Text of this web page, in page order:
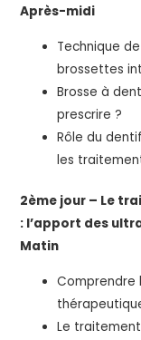
Après-midi
Technique
brossettes
Brosse à
prescrire ?
Rôle du
les
2ème jour – Le
: l’apport des
Matin
Comprendre
Le